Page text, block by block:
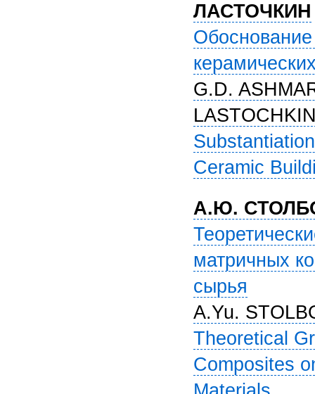
ЛАСТОЧКИН
G.D.
Ceramic
А.Ю.
матричных
сырья
A.Yu.
Theoretical
Composites